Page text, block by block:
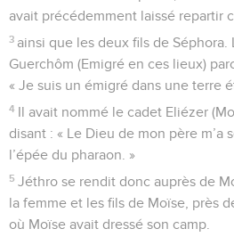
avait précédemment laissé repartir
3 ainsi que les deux fils de Séphora.
Guerchôm (Emigré en ces lieux)
« Je suis un émigré dans une terre
4 Il avait nommé le cadet Eliézer
disant : « Le Dieu de mon père m’a
l’épée du pharaon. »
5 Jéthro se rendit donc auprès de
la femme et les fils de Moïse, près
où Moïse avait dressé son camp.